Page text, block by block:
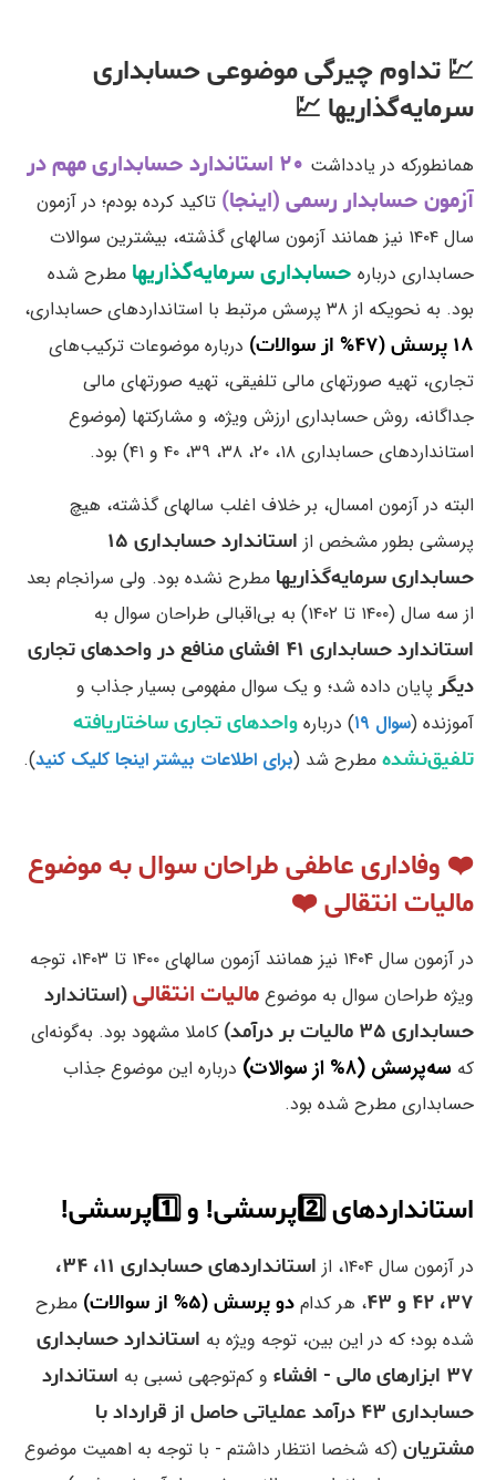
💹 تداوم چیرگی موضوعی حسابداری
سرمایه‌گذاریها 💹
همانطورکه در یادداشت
۲۰ استاندارد حسابداری مهم در
آزمون حسابدار رسمی (اینجا)تاکید کرده بودم؛ در آزمون
سال ۱۴۰۴ نیز همانند آزمون سالهای گذشته، بیشترین سوالات
حسابداری دربارهحسابداری سرمایه‌گذاریهامطرح شده
بود. به نحویکه از ۳۸ پرسش مرتبط با استانداردهای حسابداری،
۱۸ پرسش (۴۷% از سوالات)
درباره موضوعات ترکیب‌های
تجاری، تهیه صورتهای مالی تلفیقی، تهیه صورتهای مالی
جداگانه، روش حسابداری ارزش ویژه، و مشارکتها (موضوع
استانداردهای حسابداری ۱۸، ۲۰، ۳۸، ۳۹، ۴۰ و ۴۱) بود.
البته در آزمون امسال، بر خلاف اغلب سالهای گذشته، هیچ
پرسشی بطور مشخص از
استاندارد حسابداری ۱۵
حسابداری سرمایه‌گذاریهامطرح نشده بود. ولی سرانجام بعد
از سه سال (۱۴۰۰ تا ۱۴۰۲) به بی‌اقبالی طراحان سوال به
استاندارد حسابداری ۴۱ افشای منافع در واحدهای تجاری
دیگرپایان داده شد؛ و یک سوال مفهومی بسیار جذاب و
آموزنده (سوال ۱۹ ) دربارهواحدهای تجاری ساختاریافته
تلفیق‌نشدهمطرح شد (برای اطلاعات بیشتر اینجا کلیک کنید).
❤️ وفاداری عاطفی طراحان سوال به موضوع
مالیات انتقالی ❤️
در آزمون سال ۱۴۰۴ نیز همانند آزمون سالهای ۱۴۰۰ تا ۱۴۰۳، توجه
ویژه طراحان سوال به موضوعمالیات انتقالی(استاندارد
حسابداری ۳۵ مالیات بر درآمد)
کاملا مشهود بود. به‌گونه‌ای
کهسه‌پرسش (۸% از سوالات)
درباره این موضوع جذاب
حسابداری مطرح شده بود.
استانداردهای 2️⃣پرسشی! و 1️⃣پرسشی!
در آزمون سال ۱۴۰۴، از
استانداردهای حسابداری ۱۱، ۳۴،
۳۷، ۴۲ و ۴۳
، هر کدامدو پرسش (۵% از سوالات)
مطرح
شده بود؛ که در این بین، توجه ویژه بهاستاندارد حسابداری
۳۷ ابزارهای مالی - افشاء
و کم‌توجهی نسبی بهاستاندارد
حسابداری ۴۳ درآمد عملیاتی حاصل از قرارداد با
مشتریان(که شخصا انتظار داشتم - با توجه به اهمیت موضوع